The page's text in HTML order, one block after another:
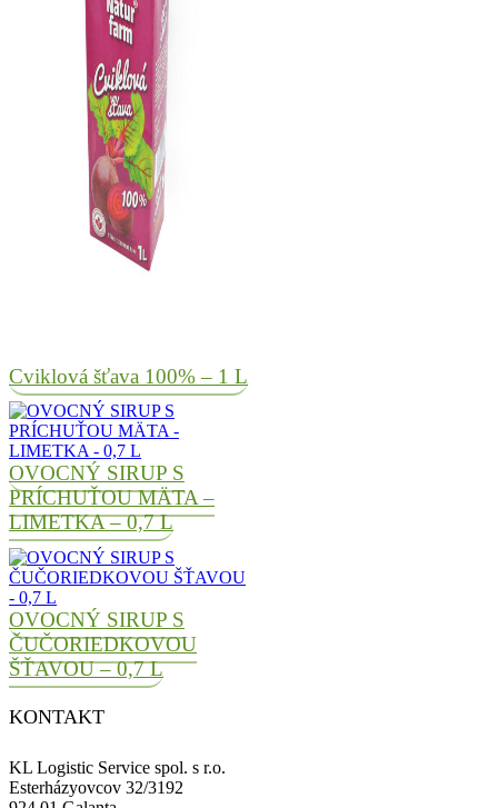
Cviklová šťava 100% – 1 L
OVOCNÝ SIRUP S
PRÍCHUŤOU MÄTA –
LIMETKA – 0,7 L
OVOCNÝ SIRUP S
ČUČORIEDKOVOU
ŠŤAVOU – 0,7 L
KONTAKT
KL Logistic Service spol. s r.o.
Esterházyovcov 32/3192